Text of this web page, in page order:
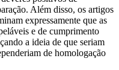
Além disso, os artigos
expressamente que as
e de cumprimento
a ideia de que seriam
de homologação